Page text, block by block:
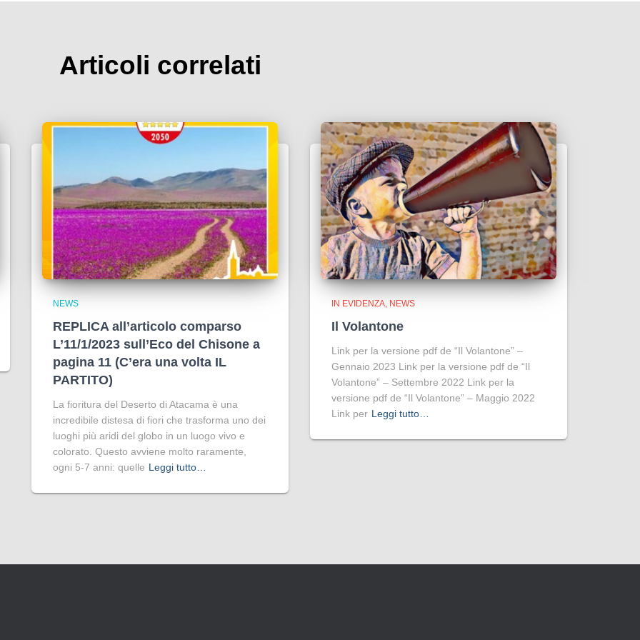
Articoli correlati
NEWS
REPLICA all’articolo comparso
L’11/1/2023 sull’Eco del Chisone a
pagina 11 (C’era una volta IL
PARTITO)
La fioritura del Deserto di Atacama è una
incredibile distesa di fiori che trasforma uno dei
luoghi più aridi del globo in un luogo vivo e
colorato. Questo avviene molto raramente,
ogni 5-7 anni: quelle Leggi tutto…
IN EVIDENZA NEWS
Il Volantone
Link per la versione pdf de “Il Volantone” –
Gennaio 2023 Link per la versione pdf de “Il
Volantone” – Settembre 2022 Link per la
versione pdf de “Il Volantone” – Maggio 2022
Link per Leggi tutto…